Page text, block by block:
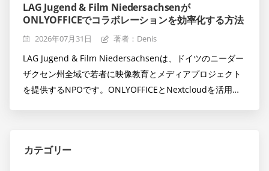
LAG Jugend & Film Niedersachsenが
ONLYOFFICEでコラボレーションを効率化する方法
2026年07月31日 著者：Denis
LAG Jugend & Film Niedersachsenは、ドイツのニーダー
ザクセン州全域で若者に映像教育とメディアプロジェクト
を提供するNPOです。ONLYOFFICEとNextcloudを活用
カテゴリー